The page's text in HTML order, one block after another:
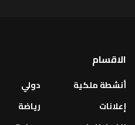
الاقسام
أنشطة ملكية
إعلانات
دولي
رياضة